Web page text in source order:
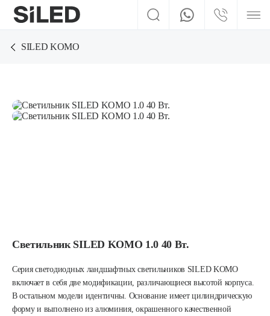
SILED KOMO
Светильник SILED KOMO 1.0 40 Вт.
Серия светодиодных ландшафтных светильников SILED KOMO
включает в себя две модификации, различающиеся высотой корпуса.
В остальном модели идентичны. Основание имеет цилиндрическую
форму и выполнено из алюминия, окрашенного качественной